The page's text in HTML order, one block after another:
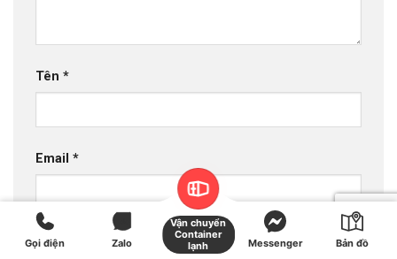
Tên *
Email *
Trang web
Gọi điện Zalo
Vận chuyển
Container
lạnh
Messenger Bản đồ